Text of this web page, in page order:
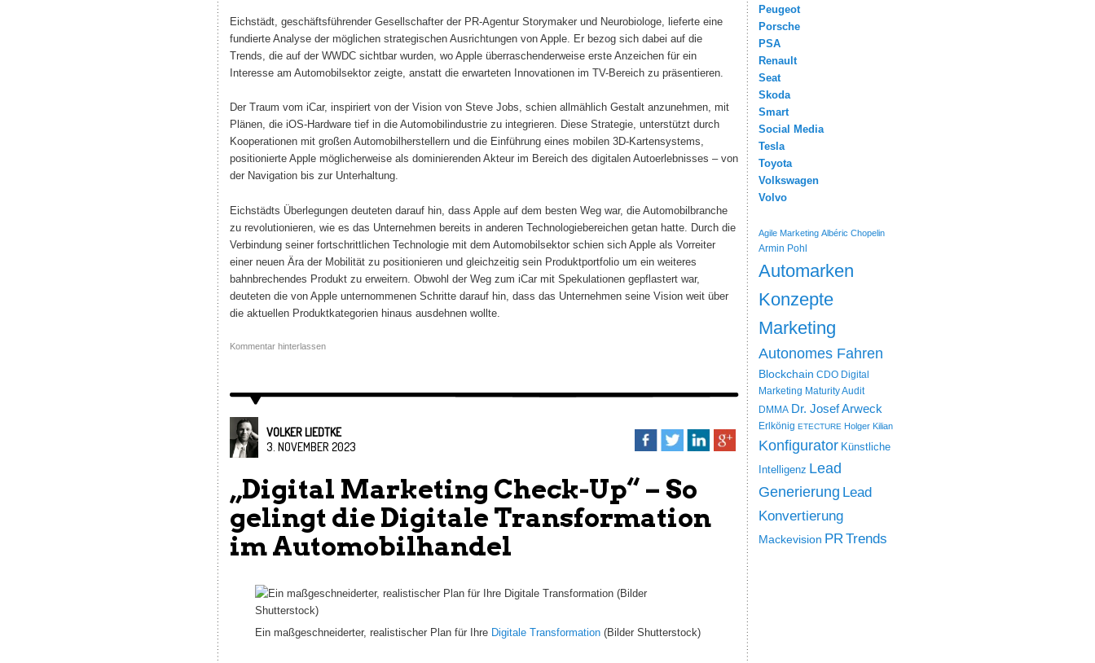
Eichstädt, geschäftsführender Gesellschafter der PR-Agentur Storymaker und Neurobiologe, lieferte eine
fundierte Analyse der möglichen strategischen Ausrichtungen von Apple. Er bezog sich dabei auf die
Trends, die auf der WWDC sichtbar wurden, wo Apple überraschenderweise erste Anzeichen für ein
Interesse am Automobilsektor zeigte, anstatt die erwarteten Innovationen im TV-Bereich zu präsentieren.
Der Traum vom iCar, inspiriert von der Vision von Steve Jobs, schien allmählich Gestalt anzunehmen, mit
Plänen, die iOS-Hardware tief in die Automobilindustrie zu integrieren. Diese Strategie, unterstützt durch
Kooperationen mit großen Automobilherstellern und die Einführung eines mobilen 3D-Kartensystems,
positionierte Apple möglicherweise als dominierenden Akteur im Bereich des digitalen Autoerlebnisses – von
der Navigation bis zur Unterhaltung.
Eichstädts Überlegungen deuteten darauf hin, dass Apple auf dem besten Weg war, die Automobilbranche
zu revolutionieren, wie es das Unternehmen bereits in anderen Technologiebereichen getan hatte. Durch die
Verbindung seiner fortschrittlichen Technologie mit dem Automobilsektor schien sich Apple als Vorreiter
einer neuen Ära der Mobilität zu positionieren und gleichzeitig sein Produktportfolio um ein weiteres
bahnbrechendes Produkt zu erweitern. Obwohl der Weg zum iCar mit Spekulationen gepflastert war,
deuteten die von Apple unternommenen Schritte darauf hin, dass das Unternehmen seine Vision weit über
die aktuellen Produktkategorien hinaus ausdehnen wollte.
Kommentar hinterlassen
VOLKER LIEDTKE
3. NOVEMBER 2023
„Digital Marketing Check-Up“ – So
gelingt die Digitale Transformation
im Automobilhandel
Ein maßgeschneiderter, realistischer Plan für Ihre Digitale Transformation(Bilder Shutterstock)
Peugeot
Porsche
PSA
Renault
Seat
Skoda
Smart
Social Media
Tesla
Toyota
Volkswagen
Volvo
Agile Marketing Albéric Chopelin
Armin Pohl
Automarken
Konzepte
Marketing
Autonomes Fahren
Blockchain CDO
Digital
Marketing Maturity Audit
DMMA Dr. Josef Arweck
Erlkönig ETECTURE Holger Kilian
Konfigurator Künstliche
Intelligenz Lead
Generierung Lead
Konvertierung
Mackevision PRTrends